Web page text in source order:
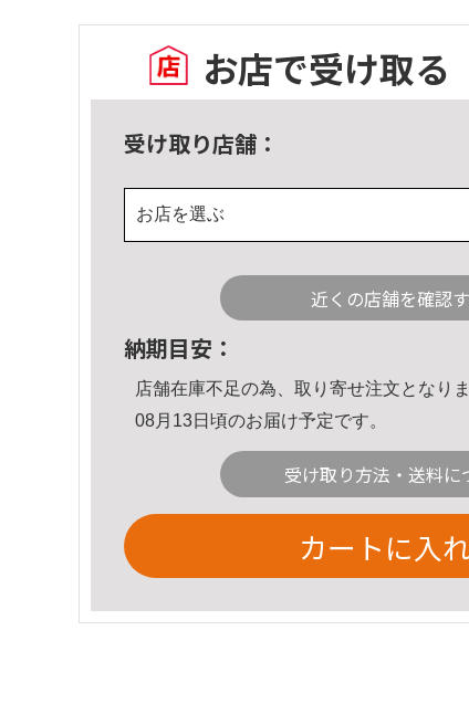
お店で受け取る
受け取り店舗：
お店を選ぶ
近くの店舗を確認
納期目安：
店舗在庫不足の為、取り寄せ注文となりま
08月13日頃のお届け予定です。
受け取り方法・送料に
カートに入